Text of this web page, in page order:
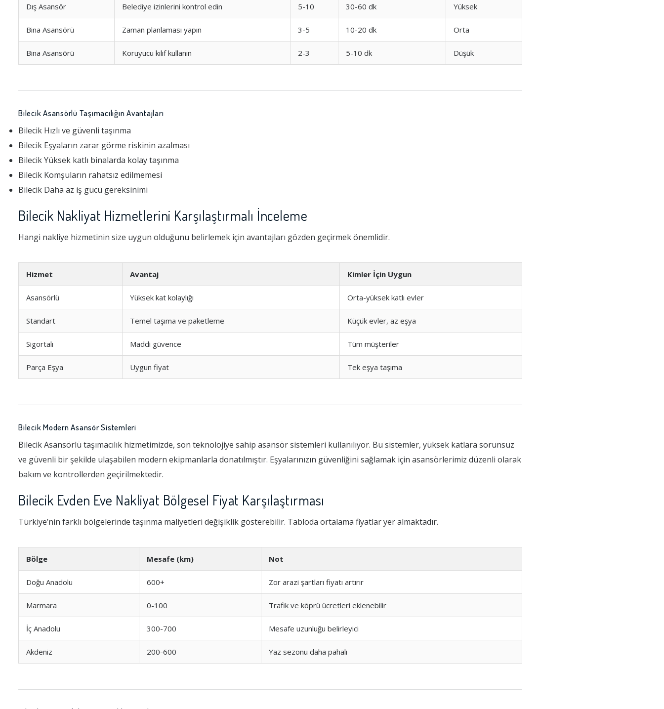
Dış Asansör Belediye izinlerini kontrol edin 5-10 30-60 dk Yüksek
Bina Asansörü Zaman planlaması yapın 3-5 10-20 dk Orta
Bina Asansörü Koruyucu kılıf kullanın 2-3 5-10 dk Düşük
Bilecik Asansörlü Taşımacılığın Avantajları
Bilecik Hızlı ve güvenli taşınma
Bilecik Eşyaların zarar görme riskinin azalması
Bilecik Yüksek katlı binalarda kolay taşınma
Bilecik Komşuların rahatsız edilmemesi
Bilecik Daha az iş gücü gereksinimi
Bilecik Nakliyat Hizmetlerini Karşılaştırmalı İnceleme
Hangi nakliye hizmetinin size uygun olduğunu belirlemek için avantajları gözden geçirmek önemlidir.
Hizmet Avantaj Kimler İçin Uygun
Asansörlü Yüksek kat kolaylığı Orta-yüksek katlı evler
Standart Temel taşıma ve paketleme Küçük evler, az eşya
Sigortalı Maddi güvence Tüm müşteriler
Parça Eşya Uygun fiyat Tek eşya taşıma
Bilecik Modern Asansör Sistemleri
Bilecik Asansörlü taşımacılık hizmetimizde, son teknolojiye sahip asansör sistemleri kullanılıyor. Bu sistemler, yüksek katlara sorunsuz
ve güvenli bir şekilde ulaşabilen modern ekipmanlarla donatılmıştır. Eşyalarınızın güvenliğini sağlamak için asansörlerimiz düzenli olarak
bakım ve kontrollerden geçirilmektedir.
Bilecik Evden Eve Nakliyat Bölgesel Fiyat Karşılaştırması
Türkiye’nin farklı bölgelerinde taşınma maliyetleri değişiklik gösterebilir. Tabloda ortalama fiyatlar yer almaktadır.
Bölge Mesafe (km) Not
Doğu Anadolu 600+ Zor arazi şartları fiyatı artırır
Marmara 0-100 Trafik ve köprü ücretleri eklenebilir
İç Anadolu 300-700 Mesafe uzunluğu belirleyici
Akdeniz 200-600 Yaz sezonu daha pahalı